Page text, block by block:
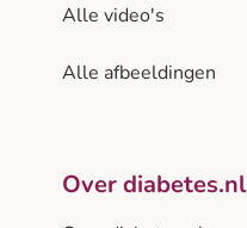
Alle video's
Alle afbeeldingen
Over diabetes.nl